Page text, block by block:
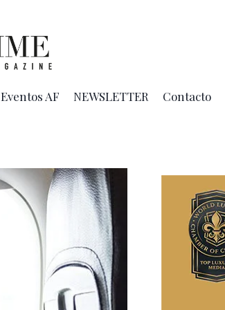
Eventos AF NEWSLETTER Contacto